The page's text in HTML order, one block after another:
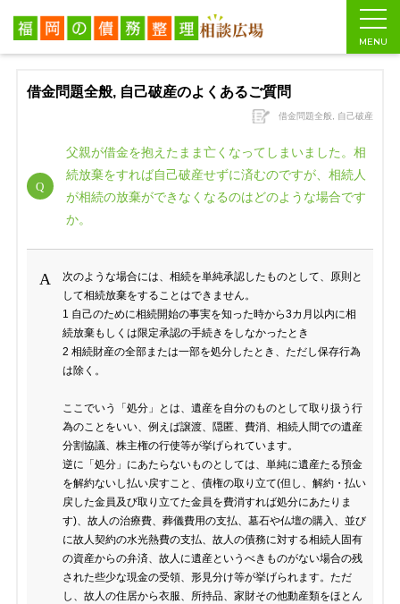
MENU
福岡の債務整理相談広場 > 自己破産とは > 自己破産のよくあるご質問 > 父
借金問題全般, 自己破産のよくあるご質問
借金問題全般, 自己破産
父親が借金を抱えたまま亡くなってしまいました。相
続放棄をすれば自己破産せずに済むのですが、相続人
が相続の放棄ができなくなるのはどのような場合です
か。
次のような場合には、相続を単純承認したものとして、原則と
して相続放棄をすることはできません。
1 自己のために相続開始の事実を知った時から3カ月以内に相
続放棄もしくは限定承認の手続きをしなかったとき
2 相続財産の全部または一部を処分したとき、ただし保存行為
は除く。
ここでいう「処分」とは、遺産を自分のものとして取り扱う行
為のことをいい、例えば譲渡、隠匿、費消、相続人間での遺産
分割協議、株主権の行使等が挙げられています。
逆に「処分」にあたらないものとしては、単純に遺産たる預金
を解約ないし払い戻すこと、債権の取り立て(但し、解約・払い
戻した金員及び取り立てた金員を費消すれば処分にあたりま
す)、故人の治療費、葬儀費用の支払、墓石や仏壇の購入、並び
に故人契約の水光熱費の支払、故人の債務に対する相続人固有
の資産からの弁済、故人に遺産というべきものがない場合の残
された些少な現金の受領、形見分け等が挙げられます。ただ
し、故人の住居から衣服、所持品、家財その他動産類をほとん